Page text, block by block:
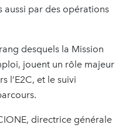
aussi par des opérations
desquels la Mission
jouent un rôle majeur
l’E2C, et le suivi
directrice générale